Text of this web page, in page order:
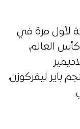
للمشاركة لأول مرة في
العالم،
ليفركوزن،